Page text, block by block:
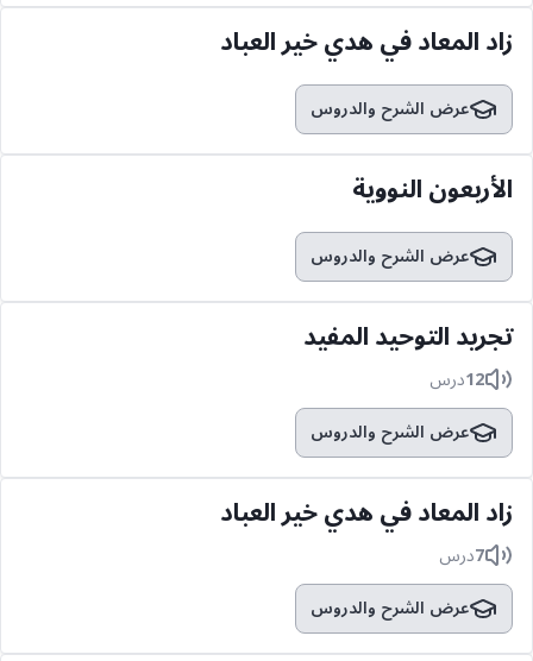
زاد المعاد في هدي خير العباد
عرض الشرح والدروس
الأربعون النووية
عرض الشرح والدروس
تجريد التوحيد المفيد
12درس
عرض الشرح والدروس
زاد المعاد في هدي خير العباد
7درس
عرض الشرح والدروس